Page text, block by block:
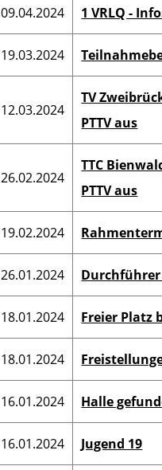
09.04.2024 1 VRLQ -
19.03.2024
12.03.2024
TV
PTTV aus
26.02.2024
TTC
PTTV aus
19.02.2024
26.01.2024
18.01.2024 Freier Platz
18.01.2024
16.01.2024 Halle
16.01.2024 Jugend 19